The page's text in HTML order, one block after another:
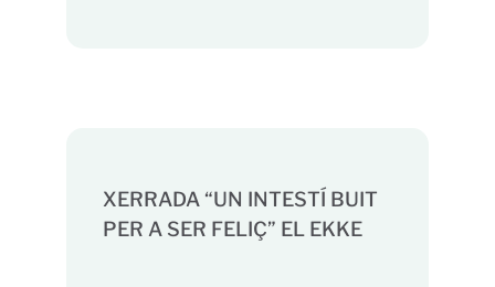
XERRADA “UN INTESTÍ BUIT
PER A SER FELIÇ” EL EKKE